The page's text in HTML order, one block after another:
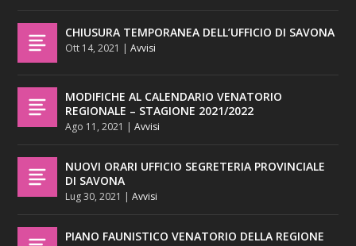
CHIUSURA TEMPORANEA DELL’UFFICIO DI SAVONA
Ott 14, 2021 |Avvisi
MODIFICHE AL CALENDARIO VENATORIO
REGIONALE – STAGIONE 2021/2022
Ago 11, 2021 |Avvisi
NUOVI ORARI UFFICIO SEGRETERIA PROVINCIALE
DI SAVONA
Lug 30, 2021 |Avvisi
PIANO FAUNISTICO VENATORIO DELLA REGIONE